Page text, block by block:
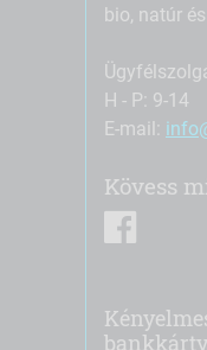
bio, natúr
H - P: 9-14
E-mail:
Kövess